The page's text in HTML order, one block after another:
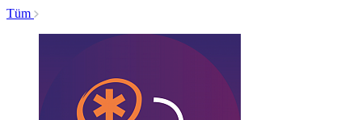
Tüm